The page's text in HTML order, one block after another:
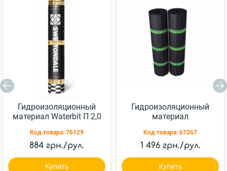
Гидроизоляционный
материал Waterbit П 2,0
Код товара: 76129
884 грн./рул.
Купить
Гидроизоляционный
материал
Код товара: 67267
1 496 грн./рул.
Купить